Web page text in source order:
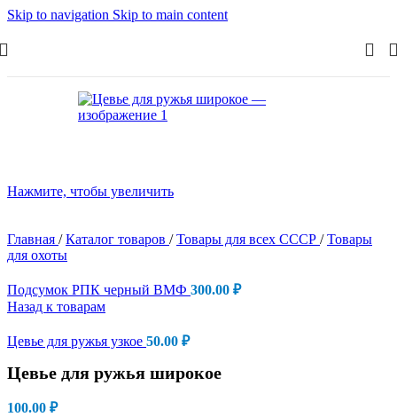
Skip to navigation Skip to main content
Нажмите, чтобы увеличить
Главная / Каталог товаров / Товары для всех СССР / Товары
для охоты
Подсумок РПК черный ВМФ 300.00 ₽
Назад к товарам
Цевье для ружья узкое 50.00 ₽
Цевье для ружья широкое
100.00 ₽